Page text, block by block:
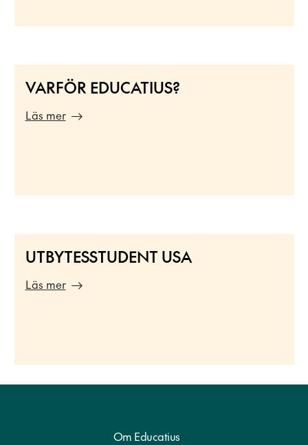
VARFÖR EDUCATIUS?
Läs mer
UTBYTESSTUDENT USA
Läs mer
Om Educatius